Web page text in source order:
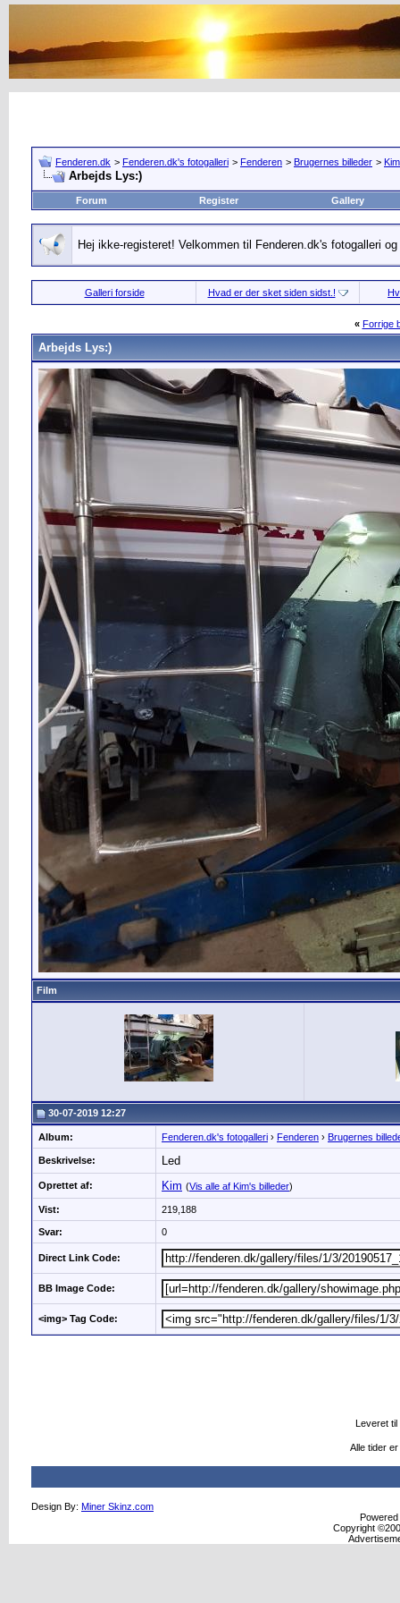
Fenderen.dk > Fenderen.dk's fotogalleri > Fenderen > Brugernes billeder >
Arbejds Lys:)
Forum Register Gallery
Hej ikke-registeret! Velkommen til Fenderen.dk's fotogalleri
Galleri forside Hvad er der sket siden sidst.!
« Forrige
Arbejds Lys:)
Film
30-07-2019 12:27
Album: Fenderen.dk's fotogalleri › Fenderen › Brugernes
Beskrivelse: Led
Oprettet af: Kim (Vis alle af Kim's billeder)
Vist: 219,188
Svar: 0
Direct Link Code:
BB Image Code:
<img> Tag Code:
Leveret
Alle tider
Design By: Miner Skinz.com
Copyright